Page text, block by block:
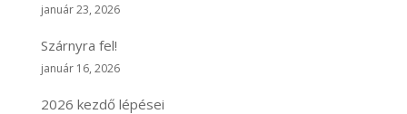
január 23, 2026
Szárnyra fel!
január 16, 2026
2026 kezdő lépései